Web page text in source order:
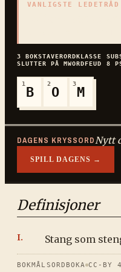
VANLIGSTE LEDETRÅD
3 BOKSTAVERORDKLASSE
SLUTTER PÅMWORDFEUD 8 P
1
B
2
O
3
M
DAGENS KRYSSORDNytt
SPILL DAGENS →
Definisjoner
Stang som
BOKMÅLSORDBOKA CC-BY